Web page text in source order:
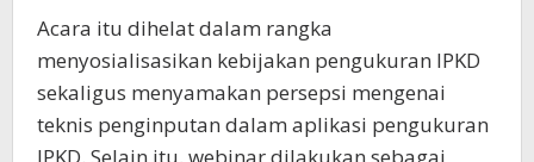
Acara itu dihelat dalam rangka
menyosialisasikan kebijakan pengukuran IPKD
sekaligus menyamakan persepsi mengenai
teknis penginputan dalam aplikasi pengukuran